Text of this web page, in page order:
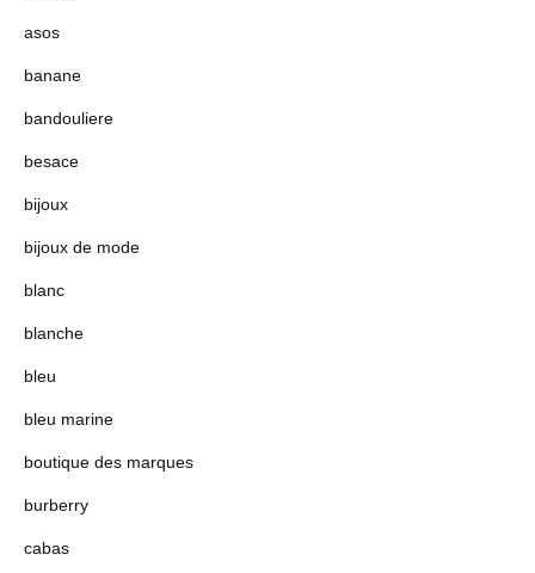
asos
banane
bandouliere
besace
bijoux
bijoux de mode
blanc
blanche
bleu
bleu marine
boutique des marques
burberry
cabas